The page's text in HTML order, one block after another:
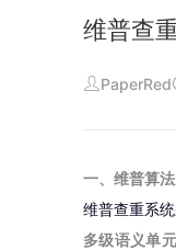
阅读
行业新闻
查重资讯
维普查
PaperRed
一、维普算
维普查重系
多级语义单